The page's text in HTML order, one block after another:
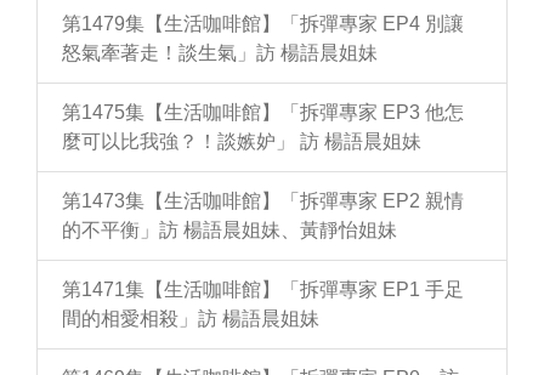
第1479集【生活咖啡館】「拆彈專家 EP4 別讓
怒氣牽著走！談生氣」訪 楊語晨姐妹
第1475集【生活咖啡館】「拆彈專家 EP3 他怎
麼可以比我強？！談嫉妒」 訪 楊語晨姐妹
第1473集【生活咖啡館】「拆彈專家 EP2 親情
的不平衡」訪 楊語晨姐妹、黃靜怡姐妹
第1471集【生活咖啡館】「拆彈專家 EP1 手足
間的相愛相殺」訪 楊語晨姐妹